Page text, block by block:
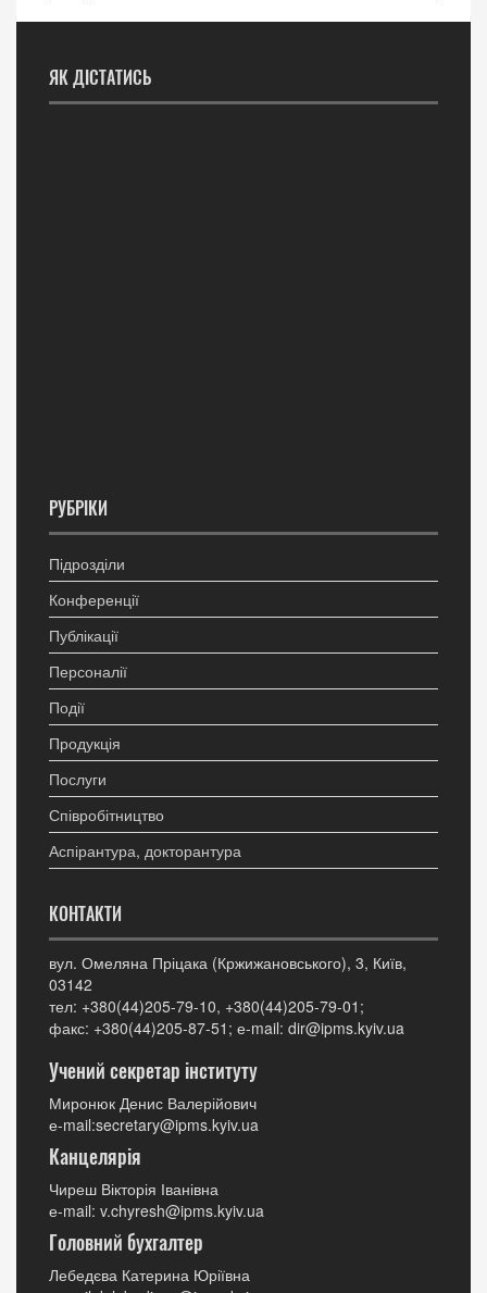
ЯК ДІСТАТИСЬ
РУБРІКИ
Підрозділи
Конференції
Публікації
Персоналії
Події
Продукція
Послуги
Співробітництво
Аспірантура, докторантура
КОНТАКТИ
вул. Омеляна Пріцака (Кржижановського), 3, Київ,
03142
тел: +380(44)205-79-10, +380(44)205-79-01;
факс: +380(44)205-87-51; е-mail: dir@ipms.kyiv.ua
Учений секретар інституту
Миронюк Денис Валерійович
е-mail:secretary@ipms.kyiv.ua
Канцелярія
Чиреш Вікторія Іванівна
е-mail: v.chyresh@ipms.kyiv.ua
Головний бухгалтер
Лебедєва Катерина Юріївна